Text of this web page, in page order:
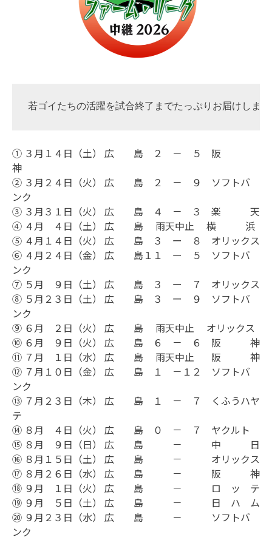
若ゴイたちの活躍を試合終了までたっぷりお届けしま
① ３月１４日（土） 広 島 ２ － ５ 阪
神
② ３月２４日（火） 広 島 ２ － ９ ソフトバ
ンク
③ ３月３１日（火） 広 島 ４ － ３ 楽 天
④ ４月 ４日（土） 広 島 雨天中止 横 浜
⑤ ４月１４日（火） 広 島 ３ ー ８ オリックス
⑥ ４月２４日（金） 広 島１１ ー ５ ソフトバ
ンク
⑦ ５月 ９日（土） 広 島 ３ ー ７ オリックス
⑧ ５月２３日（土） 広 島 ３ ー ９ ソフトバ
ンク
⑨ ６月 ２日（火） 広 島 雨天中止 オリックス
⑩ ６月 ９日（火） 広 島 ６ － ６ 阪 神
⑪ ７月 １日（水） 広 島 雨天中止 阪 神
⑫ ７月１０日（金） 広 島 １ －１２ ソフトバ
ンク
⑬ ７月２３日（木） 広 島 １ － ７ くふうハヤ
テ
⑭ ８月 ４日（火） 広 島 ０ － ７ ヤクルト
⑮ ８月 ９日（日） 広 島 － 中 日
⑯ ８月１５日（土） 広 島 － オリックス
⑰ ８月２６日（水） 広 島 － 阪 神
⑱ ９月 １日（火） 広 島 － ロ ッ テ
⑲ ９月 ５日（土） 広 島 － 日 ハ ム
⑳ ９月２３日（水） 広 島 － ソフトバ
ンク